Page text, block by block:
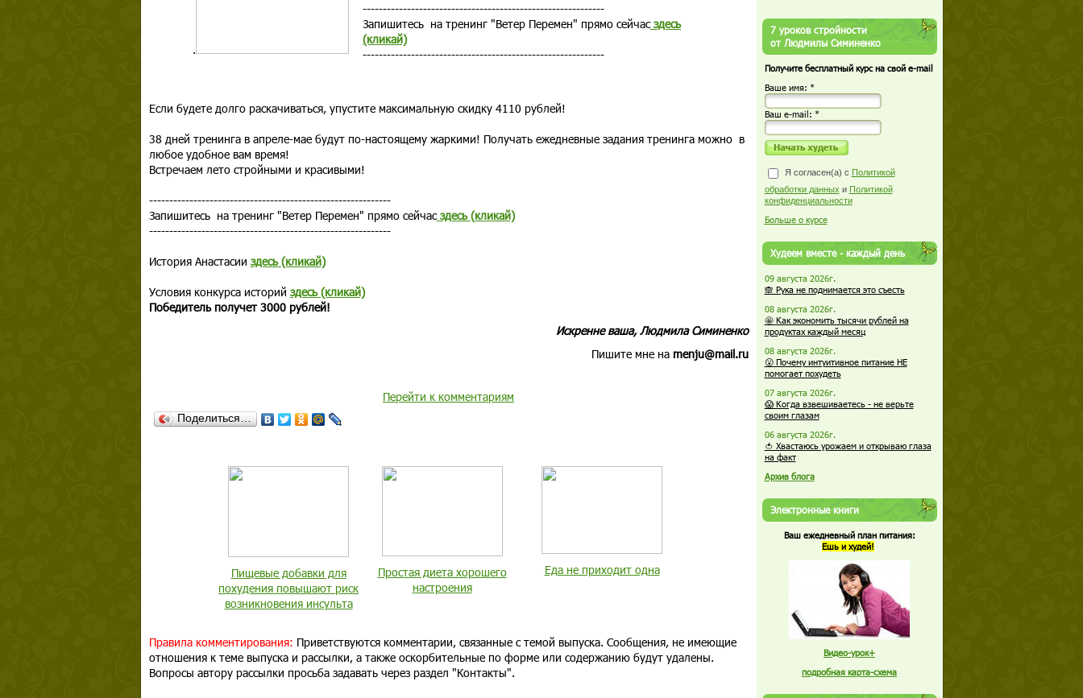
.
------------------------------------------------------------
Запишитесь на тренинг "Ветер Перемен" прямо сейчас здесь
(кликай)
------------------------------------------------------------
Если будете долго раскачиваться, упустите максимальную скидку 4110 рублей!
38 дней тренинга в апреле-мае будут по-настоящему жаркими! Получать ежедневные задания тренинга можно в
любое удобное вам время!
Встречаем лето стройными и красивыми!
------------------------------------------------------------
Запишитесь на тренинг "Ветер Перемен" прямо сейчас здесь (кликай)
------------------------------------------------------------
История Анастасии здесь (кликай)
Условия конкурса историй здесь (кликай)
Победитель получет 3000 рублей!
Искренне ваша, Людмила Симиненко
Пишите мне на menju@mail.ru
Перейти к комментариям
Поделиться…
Пищевые добавки для
похудения повышают риск
возникновения инсульта
Простая диета хорошего
настроения
Еда не приходит одна
Правила комментирования: Приветствуются комментарии, связанные с темой выпуска. Сообщения, не имеющие
отношения к теме выпуска и рассылки, а также оскорбительные по форме или содержанию будут удалены.
Вопросы автору рассылки просьба задавать через раздел "Контакты".
7 уроков стройности
от Людмилы Симиненко
Получите бесплатный курс на свой e-mail
Ваше имя: *
Ваш е-mail: *
Я согласен(а) с Политикой
обработки данных и Политикой
конфиденциальности
Больше о курсе
Худеем вместе - каждый день
09 августа 2026г.
🙈 Рука не поднимается это съесть
08 августа 2026г.
🤩 Как экономить тысячи рублей на
продуктах каждый месяц
08 августа 2026г.
😮 Почему интуитивное питание НЕ
помогает похудеть
07 августа 2026г.
😱 Когда взвешиваетесь - не верьте
своим глазам
06 августа 2026г.
🍅 Хвастаюсь урожаем и открываю глаза
на факт
Архив блога
Электронные книги
Ваш ежедневный план питания:
Ешь и худей!
Видео-урок+
подробная карта-схема